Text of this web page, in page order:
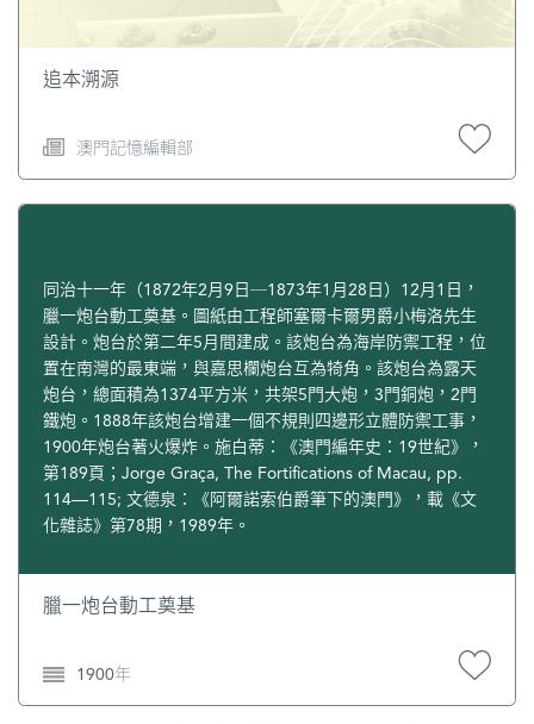
追本溯源
澳門記憶編輯部
同治十一年（1872年2月9日─1873年1月28日）12月1日，
臘一炮台動工奠基。圖紙由工程師塞爾卡爾男爵小梅洛先生
設計。炮台於第二年5月間建成。該炮台為海岸防禦工程，位
置在南灣的最東端，與嘉思欄炮台互為犄角。該炮台為露天
炮台，總面積為1374平方米，共架5門大炮，3門銅炮，2門
鐵炮。1888年該炮台增建一個不規則四邊形立體防禦工事，
1900年炮台著火爆炸。施白蒂：《澳門編年史：19世紀》，
第189頁；Jorge Graça, The Fortifications of Macau, pp.
114—115; 文德泉：《阿爾諾索伯爵筆下的澳門》，載《文
化雜誌》第78期，1989年。
臘一炮台動工奠基
1900年